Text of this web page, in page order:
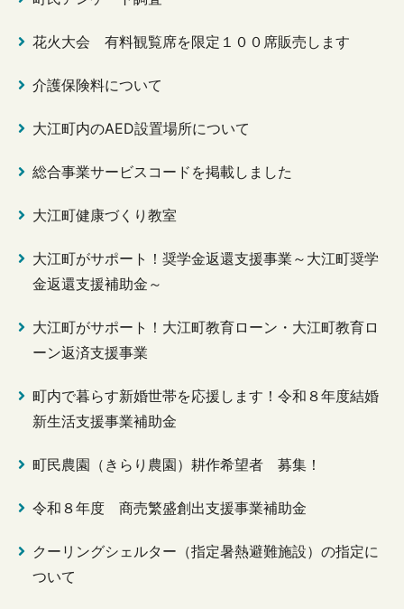
花火大会 有料観覧席を限定１００席販売します
介護保険料について
大江町内のAED設置場所について
総合事業サービスコードを掲載しました
大江町健康づくり教室
大江町がサポート！奨学金返還支援事業～大江町奨学
金返還支援補助金～
大江町がサポート！大江町教育ローン・大江町教育ロ
ーン返済支援事業
町内で暮らす新婚世帯を応援します！令和８年度結婚
新生活支援事業補助金
町民農園（きらり農園）耕作希望者 募集！
令和８年度 商売繁盛創出支援事業補助金
クーリングシェルター（指定暑熱避難施設）の指定に
ついて